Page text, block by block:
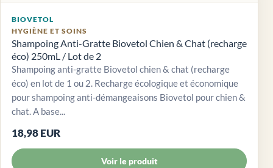
BIOVETOL
HYGIÈNE ET SOINS
Shampoing Anti-Gratte Biovetol Chien & Chat (recharge
éco) 250mL / Lot de 2
Shampoing anti-gratte Biovetol chien & chat (recharge
éco) en lot de 1 ou 2. Recharge écologique et économique
pour shampoing anti-démangeaisons Biovetol pour chien &
chat. A base...
18,98 EUR
Voir le produit